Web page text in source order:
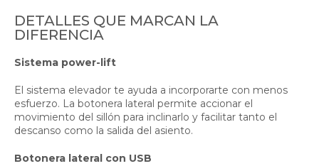
DETALLES QUE MARCAN LA
DIFERENCIA
Sistema power-lift
El sistema elevador te ayuda a incorporarte con menos
esfuerzo. La botonera lateral permite accionar el
movimiento del sillón para inclinarlo y facilitar tanto el
descanso como la salida del asiento.
Botonera lateral con USB